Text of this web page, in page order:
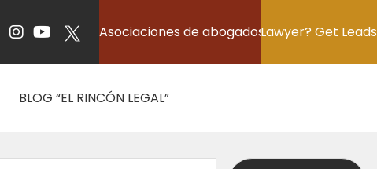
Asociaciones de abogadosLawyer? Get Leads
BLOG “EL RINCÓN LEGAL”